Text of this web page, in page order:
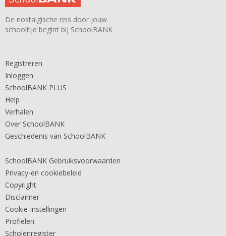
De nostalgische reis door jouw
schooltijd begint bij SchoolBANK
Registreren
Inloggen
SchoolBANK PLUS
Help
Verhalen
Over SchoolBANK
Geschiedenis van SchoolBANK
SchoolBANK Gebruiksvoorwaarden
Privacy-en cookiebeleid
Copyright
Disclaimer
Cookie-instellingen
Profielen
Scholenregister